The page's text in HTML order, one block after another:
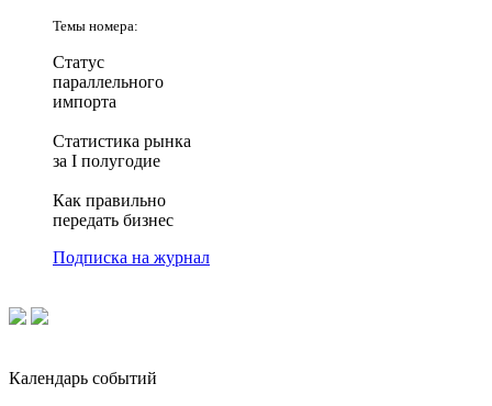
Темы номера:
Статус
параллельного
импорта
Статистика рынка
за I полугодие
Как правильно
передать бизнес
Подписка на журнал
Календарь событий